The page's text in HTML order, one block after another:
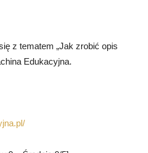
z tematem „Jak zrobić opis
Edukacyjna.